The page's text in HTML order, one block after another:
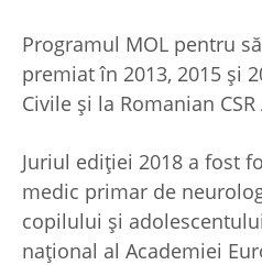
Programul MOL pentru
premiat în 2013, 2015 și
Civile și la Romanian
Juriul ediției 2018 a fost
medic primar de
copilului și
național al Academiei